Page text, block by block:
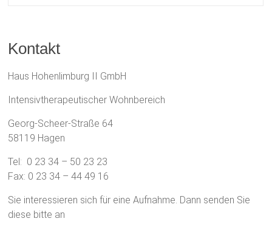
Kontakt
Haus Hohenlimburg II GmbH
Intensivtherapeutischer Wohnbereich
Georg-Scheer-Straße 64
58119 Hagen
Tel: 0 23 34 – 50 23 23
Fax: 0 23 34 – 44 49 16
Sie interessieren sich für eine Aufnahme. Dann senden Sie
diese bitte an